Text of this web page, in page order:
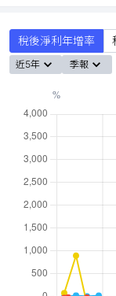
稅後淨利年增率
近5年 季報